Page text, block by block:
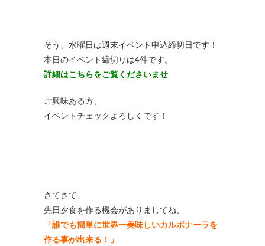
そう、水曜日は週末イベント申込締切日です！
本日のイベント締切りは4件です。
詳細はこちらをご覧くださいませ
ご興味ある方、
イベントチェックよろしくです！
さてさて、
先日夕食を作る機会がありましてね、
「誰でも簡単に世界一美味しいカルボナーラを
作る事が出来る！」